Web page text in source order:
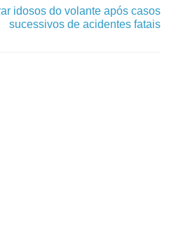
idosos do volante após casos
sucessivos de acidentes fatais